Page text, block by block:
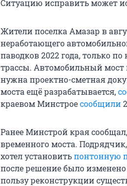
Ситуацию исправить может
Жители поселка Амазар в
неработающего
паводков 2022 года, только
трассы. Автомобильный мост
нужна проектно-сметная
моста ещё разрабатывается,
краевом Минстроесообщили
Ранее Минстрой края
временного моста.
хотел установитьпонтонную
после решение было
пользу реконструкции